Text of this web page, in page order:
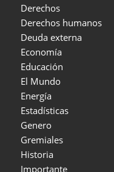
Derechos
Derechos humanos
Deuda externa
Economía
Educación
El Mundo
Energía
Estadísticas
Genero
Gremiales
Historia
Importante